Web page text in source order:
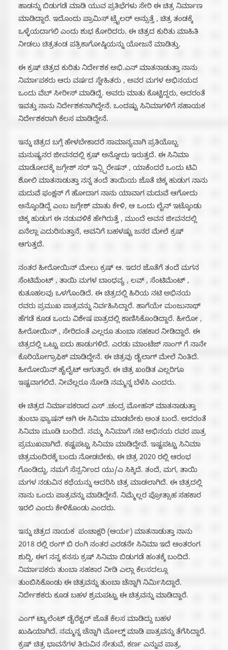
ಹಾಡನ್ನು ಬಿಡುಗಡೆ ಮಾಡಿ ಯುವ ಪ್ರತಿಭೆಗಳು ಸೇರಿ ಈ ಚಿತ್ರ ನಿರ್ಮಾಣ
ಮಾಡಿದ್ದಾರೆ. ಇದೊಂದು ಪ್ರಾಮಿಸ್ ಟ್ರೈಲರ್ ಅನ್ಸುತ್ತೆ , ಚಿತ್ರ ತಂಡಕ್ಕೆ
ಒಳ್ಳೆಯದಾಗಲಿ ಎಂದು ಶುಭ ಕೋರಿದರು. ಈ ಚಿತ್ರದ ಕುರಿತು ಮಾಹಿತಿ
ನೀಡಲು ಚಿತ್ರತಂಡ ಪತ್ರಿಕಾಗೋಷ್ಠಿಯನ್ನು ಯೋಜನೆ ಮಾಡಿತ್ತು.
ಈ ಕ್ರಷ್ ಚಿತ್ರದ ಕುರಿತು ನಿರ್ದೇಶಕ ಅಭಿ.ಎನ್ ಮಾತನಾಡುತ್ತಾ ನಾನು
ನಿರ್ಮಾಪಕರು ಆರು ವರ್ಷದ ಸ್ನೇಹಿತರು , ಅವರ ಮಗಳ ಅಭಿನಯದ
ಒಂದು ವೆಬ್ ಸೀರೀಸ್ ಮಾಡಿದ್ದೆ. ಅವರು ಮಾತು ಕೊಟ್ಟಿದ್ದರು, ಅದರಂತೆ
ಇವತ್ತು ನಾನು ನಿರ್ದೇಶಕನಾಗಿದ್ದೇನೆ. ಒಂದಷ್ಟು ಸಿನಿಮಾಗಳಿಗೆ ಸಹಾಯಕ
ನಿರ್ದೇಶಕರಾಗಿ ಕೆಲಸ ಮಾಡಿದ್ದೇನೆ.
ಇನ್ನು ಚಿತ್ರದ ಬಗ್ಗೆ ಹೇಳಬೇಕಾದರೆ ಸಾಮಾನ್ಯವಾಗಿ ಪ್ರತಿಯೊಬ್ಬ
ಮನುಷ್ಯನರ ಜೀವನದಲ್ಲಿ ಕ್ರಷ್ ಅನ್ನೋದು ಇರುತ್ತದೆ. ಈ ಸಿನಿಮಾ
ಮಾಡೋದಕ್ಕೆ ಜಗ್ಗೇಶ್ ಸರ್ ಇನ್ಸ್ಪಿರೇಷನ್ , ಯಾಕೆಂದರೆ ಒಂದು ಟಿವಿ
ಶೋಲಿ ಮಾತನಾಡುತ್ತಾ ನನ್ನ ತಂದೆ ತಾಯಿಯ ಜೊತೆ ಚಿಕ್ಕ ಹುಡುಗ ನಾನು
ಮದುವೆ ಫಂಕ್ಷನ್ ಗೆ ಹೋದಾಗ ನಾನು ಯಾವಾಗ ಮದುವೆ ಆಗೋದು
ಅನ್ಕೊಂಡಿದ್ದೆ ಎಂಬ ಜಗ್ಗೇಶ್ ಮಾತು ಕೇಳಿ, ಆ ಒಂದು ಲೈನ್ ಇಟ್ಕೊಂಡು
ಚಿಕ್ಕ ಹುಡುಗ ಈ ನಡುವಳಿಕೆ ಹೇಗಿರುತ್ತೆ , ಮುಂದೆ ಅವನ ಜೀವನದಲ್ಲಿ
ಏನೆಲ್ಲಾ ಎದುರಿಸುತ್ತಾನೆ, ಅವನಿಗೆ ಬಹಳಷ್ಟು ಜನರ ಮೇಲೆ ಕ್ರಷ್
ಆಗುತ್ತದೆ.
ನಂತರ ಹೀರೋಯಿನ್ ಮೇಲು ಕ್ರಷ್ ಆ. ಇದರ ಜೊತೆಗೆ ತಂದೆ ಮಗನ
ಸೆಂಟಿಮೆಂಟ್ , ತಾಯಿ ಮಗಳ ಬಾಂಧವ್ಯ , ಲವ್ , ಸೆಂಟಿಮೆಂಟ್ ,
ಕುತೂಹಲವು ಒಳಗೊಂಡಿದೆ. ಈ ಚಿತ್ರದಲ್ಲಿ ಹಿರಿಯ ನಟಿ ಅಭಿನಯ
ರವರು ಪ್ರಮುಖ ಪಾತ್ರವನ್ನು ನಿರ್ವಹಿಸಿದ್ದಾರೆ. ಹಾಗೆಯೇ ಮಂಜುನಾಥ್
ಹೆಗಡೆ ಕೂಡ ಒಂದು ವಿಶೇಷ ಪಾತ್ರದಲ್ಲಿ ಕಾಣಿಸಿಕೊಂಡಿದ್ದಾರೆ. ಹೀರೋ ,
ಹೀರೋಯಿನ್ , ಸೇರಿದಂತೆ ಎಲ್ಲರೂ ತುಂಬಾ ಸಹಕಾರ ನೀಡಿದ್ದಾರೆ. ಈ
ಚಿತ್ರದಲ್ಲಿ ಒಟ್ಟು ಐದು ಹಾಡುಗಳಿದೆ. ಎರಡು ಮಾಂಟೆಜ್ ಸಾಂಗ್ ಗೆ ನಾನೇ
ಕೊರಿಯೋಗ್ರಾಫಿಕ್ ಮಾಡಿದ್ದೇನೆ. ಈ ಚಿತ್ರವು ಡೈಲಾಗ್ ಮೇಲೆ ನಿಂತಿದೆ.
ಹೀರೋಯಿನ್ ಹೈಲೈಟ್ ಆಗುತ್ತಾರೆ. ಈ ಚಿತ್ರ ಖಂಡಿತ ಎಲ್ಲರಿಗೂ
ಇಷ್ಟವಾಗಲಿದೆ. ನೀವೆಲ್ಲರೂ ನೋಡಿ ನಮ್ಮನ್ನ ಬೆಳೆಸಿ ಎಂದರು.
ಈ ಚಿತ್ರದ ನಿರ್ಮಾಪಕರಾದ ಎಸ್ .ಚಂದ್ರ ಮೋಹನ್ ಮಾತನಾಡುತ್ತಾ
ತುಂಬಾ ಫ್ಯಾಷನ್ ಆಗಿ ಈ ಸಿನಿಮಾ ಮಾಡಬೇಕು ಅಂತ ಬಂದೆ. ಅದರಂತೆ
ಸಿನಿಮಾ ಮೂಡಿ ಬಂದಿದೆ. ನಮ್ಮ ಸಿನಿಮಾಗೆ ನಟಿ ಅಭಿನಯ ರವರ ಪಾತ್ರ
ಪ್ರಮುಖವಾಗಿದೆ. ಕಷ್ಟಪಟ್ಟು ಸಿನಿಮಾ ಮಾಡಿದ್ದೇವೆ. ಇಷ್ಟಪಟ್ಟು ಸಿನಿಮಾ
ಚಿತ್ರಮಂದಿರಕ್ಕೆ ಬಂದು ನೋಡಬೇಕು, ಈ ಚಿತ್ರ 2020 ರಲ್ಲಿ ಆರಂಭ
ಗೊಂಡಿದ್ದು, ನಮಗೆ ಸೆನ್ಸರ್ನಿಂದ ಯು/ಎ ಸಿಕ್ಕಿದೆ. ತಂದೆ, ಮಗ, ತಾಯಿ
ಮಗಳ ನಡುವಿನ ಕಥೆಯನ್ನು ಆದರಿಸಿ‌ ಚಿತ್ರ ಮಾಡಲಾಗಿದೆ. ಈ ಚಿತ್ರದಲ್ಲಿ
ನಾನು ಒಂದು ಪಾತ್ರವನ್ನು ಮಾಡಿದ್ದೇನೆ. ನಿಮ್ಮೆಲ್ಲರ ಪ್ರೋತ್ಸಾಹ ಸಹಕಾರ
ಇರಲಿ ಎಂದು ಕೇಳಿಕೊಂಡು ಎಂದರು.
ಇನ್ನು ಚಿತ್ರದ ನಾಯಕ ಪಂಚಾಕ್ಷರಿ (ಆರ್ಯ) ಮಾತನಾಡುತ್ತಾ ನಾನು
2018 ರಲ್ಲಿ ರಂಗ್ ಬಿ ರಂಗಿ ನಂತರ ಎರಡನೇ ಸಿನಿಮಾ ಇದೆ ಅಂತರಂಗ
ಶುದ್ದಿ, ಈಗ ನನ್ನ ಕನಸು ಕ್ರಷ್ ಸಿನಿಮಾ ಬಿಡುಗಡೆ ಹಂತಕ್ಕೆ ಬಂದಿದೆ.
ನಿರ್ಮಾಪಕರು ತುಂಬಾ ಸಹಕಾರ ನೀಡಿ ಎಲ್ಲಾ ಕೆಲಸದಲ್ಲೂ
ತುಂಬಿಸಿಕೊಂಡು ಈ ಚಿತ್ರವನ್ನು ತುಂಬಾ ಚೆನ್ನಾಗಿ ನಿರ್ಮಿಸಿದ್ದಾರೆ.
ನಿರ್ದೇಶಕರು ಕೂಡ ಬಹಳ ಶ್ರಮಪಟ್ಟು ಈ ಚಿತ್ರವನ್ನು ಮಾಡಿದ್ದಾರೆ.
ಎಂಗ್ ಟ್ಯಾಲೆಂಟ್ ಡೈರೆಕ್ಟರ್ ಜೊತೆ ಕೆಲಸ ಮಾಡಿದ್ದು ಬಹಳ
ಖುಷಿಯಾಗಿದೆ. ನಮ್ಮನ್ನ ಚೆನ್ನಾಗಿ ಮೋಲ್ಡ್ ಮಾಡಿ ಪಾತ್ರವನ್ನು ತೆಗೆಸಿದ್ದಾರೆ.
ಕ್ರಷ್ ಚಿತ್ರ ಭಾವನೆಗಳ ತಿರುವಿನ ಸೇತುವೆ, ಕರ್ಣ ಎನ್ನುವ ಪಾತ್ರ,